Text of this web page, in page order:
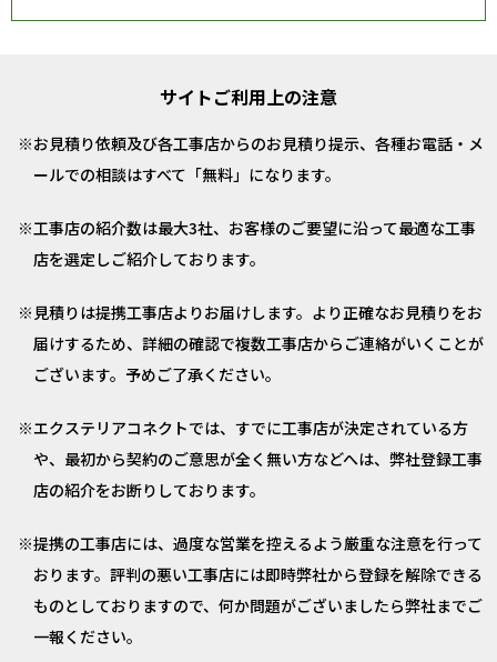
サイトご利用上の注意
お見積り依頼及び各工事店からのお見積り提示、各種お電話・メ
ールでの相談はすべて「無料」になります。
工事店の紹介数は最大3社、お客様のご要望に沿って最適な工事
店を選定しご紹介しております。
見積りは提携工事店よりお届けします。より正確なお見積りをお
届けするため、詳細の確認で複数工事店からご連絡がいくことが
ございます。予めご了承ください。
エクステリアコネクトでは、すでに工事店が決定されている方
や、最初から契約のご意思が全く無い方などへは、弊社登録工事
店の紹介をお断りしております。
提携の工事店には、過度な営業を控えるよう厳重な注意を行って
おります。評判の悪い工事店には即時弊社から登録を解除できる
ものとしておりますので、何か問題がございましたら弊社までご
一報ください。